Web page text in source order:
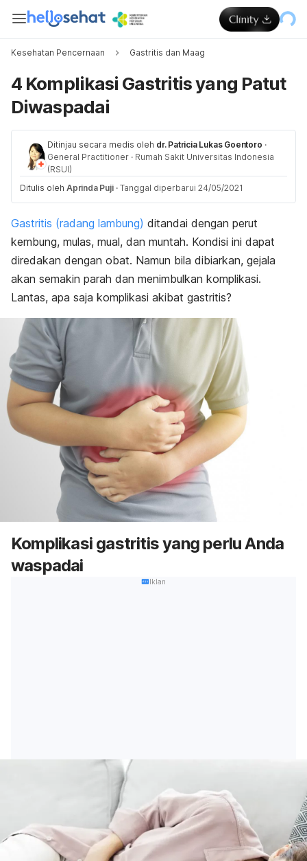
Kesehatan Pencernaan Gastritis dan Maag
4 Komplikasi Gastritis yang Patut
Diwaspadai
Ditinjau secara medis oleh dr. Patricia Lukas Goentoro ·
General Practitioner · Rumah Sakit Universitas Indonesia
(RSUI)
Ditulis oleh Aprinda Puji · Tanggal diperbarui 24/05/2021
Gastritis (radang lambung) ditandai dengan perut
kembung, mulas, mual, dan muntah. Kondisi ini dapat
diredakan dengan obat. Namun bila dibiarkan, gejala
akan semakin parah dan menimbulkan komplikasi.
Lantas, apa saja komplikasi akibat gastritis?
Komplikasi gastritis yang perlu Anda
waspadai
Iklan